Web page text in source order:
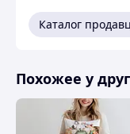
Каталог
Похожее у